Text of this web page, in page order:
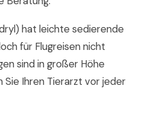
hat leichte sedierende
für Flugreisen nicht
sind in großer Höhe
Sie Ihren Tierarzt vor jeder